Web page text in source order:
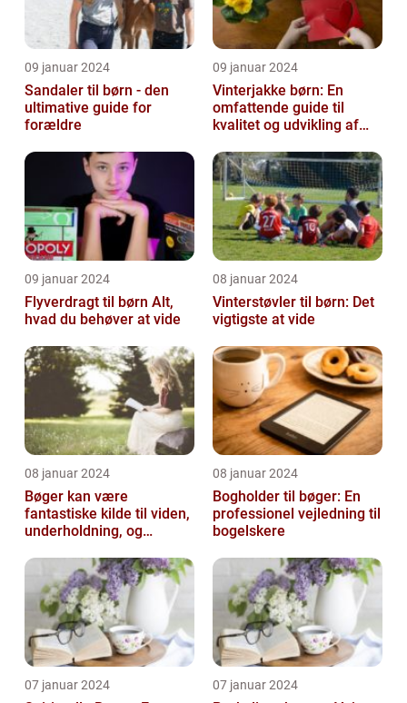
09 januar 2024
Sandaler til børn - den
ultimative guide for
forældre
09 januar 2024
Vinterjakke børn: En
omfattende guide til
kvalitet og udvikling af
09 januar 2024
Flyverdragt til børn Alt,
hvad du behøver at vide
08 januar 2024
Vinterstøvler til børn: Det
vigtigste at vide
08 januar 2024
Bøger kan være
fantastiske kilde til viden,
underholdning, og
08 januar 2024
Bogholder til bøger: En
professionel vejledning til
bogelskere
07 januar 2024 07 januar 2024